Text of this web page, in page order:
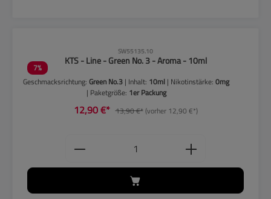
7%
SW55135.10
KTS - Line - Green No. 3 - Aroma - 10ml
Geschmacksrichtung:Green No.3 | Inhalt: 10ml | Nikotinstärke:0mg
| Paketgröße: 1er Packung
12,90 €* 13,90 €*(vorher 12,90 €*)
Produkt Anzahl: Gib den